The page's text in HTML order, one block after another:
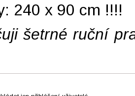
240 x 90 cm !!!!
šetrné ruční